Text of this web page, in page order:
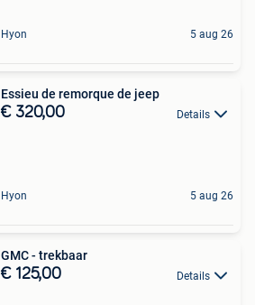
Hyon 5 aug 26
Essieu de remorque de jeep
€ 320,00 Details
Hyon 5 aug 26
GMC - trekbaar
€ 125,00 Details